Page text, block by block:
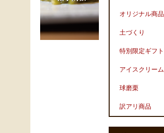
オリジナル商品
土づくり
特別限定ギフト
アイスクリーム
球磨栗
訳アリ商品